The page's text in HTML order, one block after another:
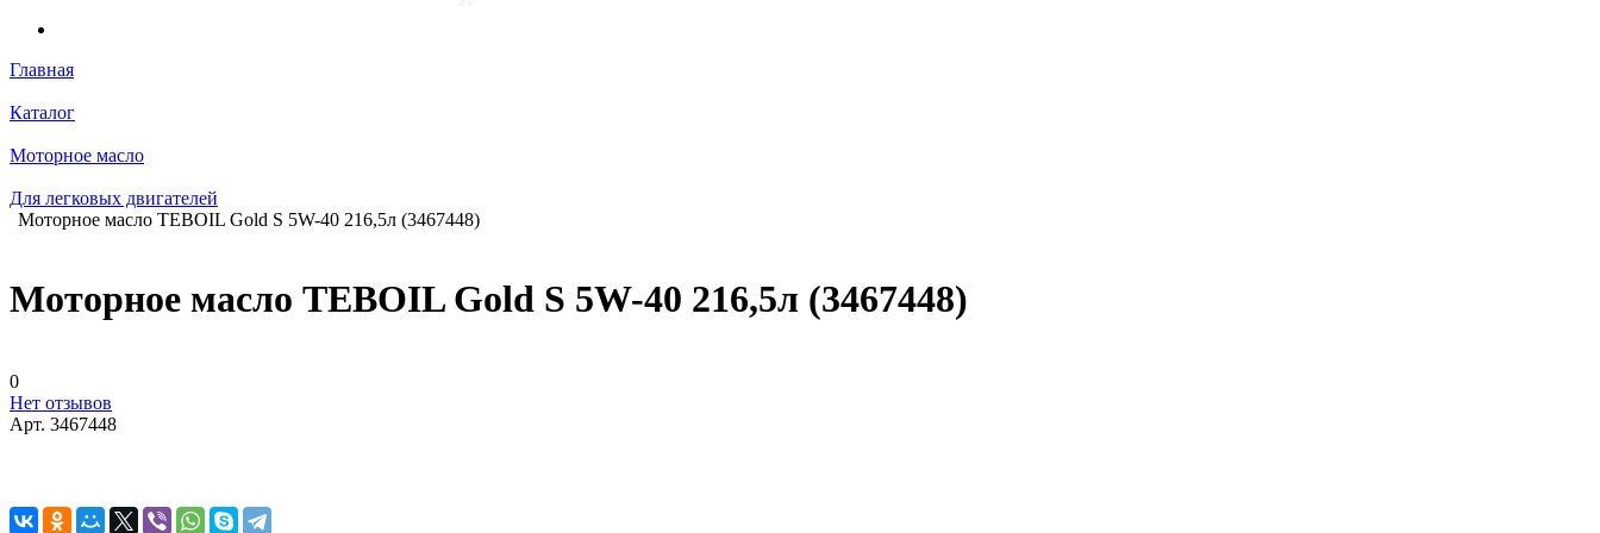
Главная
Каталог
Моторное масло
Для легковых двигателей
Моторное масло TEBOIL Gold S 5W-40 216,5л (3467448)
Моторное масло TEBOIL Gold S 5W-40 216,5л (3467448)
0
Нет отзывов
Арт. 3467448